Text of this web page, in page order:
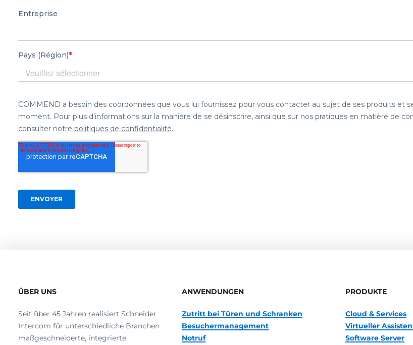
ÜBER UNS
Seit über 45 Jahren realisiert Schneider
Intercom für unterschiedliche Branchen
maßgeschneiderte, integrierte
ANWENDUNGEN
Zutritt bei Türen und Schranken
Besuchermanagement
Notruf
PRODUKTE
Cloud & Services
Virtueller
Software Server